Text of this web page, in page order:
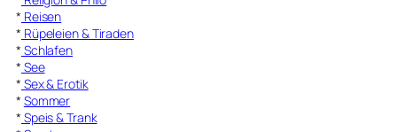
* Reisen
* Rüpeleien & Tiraden
* Schlafen
* See
* Sex & Erotik
* Sommer
* Speis & Trank